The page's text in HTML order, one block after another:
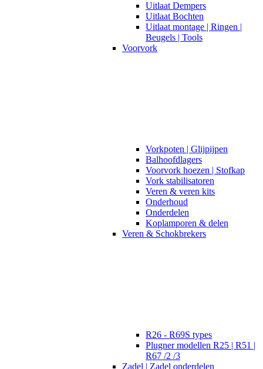
Uitlaat Dempers
Uitlaat Bochten
Uitlaat montage | Ringen |
Beugels | Tools
Voorvork
Vorkpoten | Glijpijpen
Balhoofdlagers
Voorvork hoezen | Stofkap
Vork stabilisatoren
Veren & veren kits
Onderhoud
Onderdelen
Koplamporen & delen
Veren & Schokbrekers
R26 - R69S types
Plugner modellen R25 | R51 |
R67 /2 /3
Zadel | Zadel onderdelen